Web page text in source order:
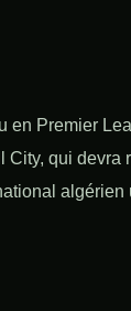
en Premier
City, qui devra